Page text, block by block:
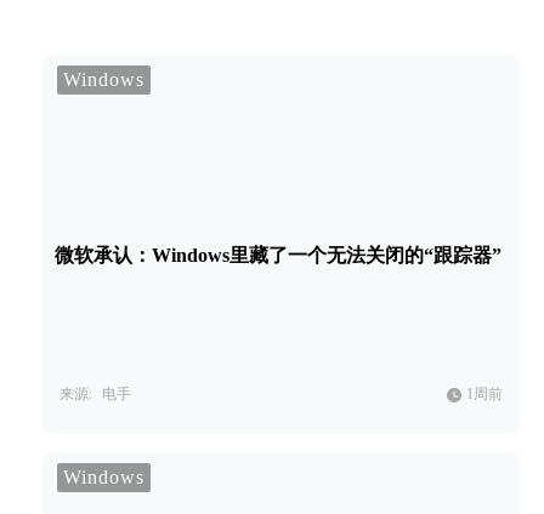
Windows
微软承认：Windows里藏了一个无法关闭的“跟踪器”
来源: 电手 1周前
Windows